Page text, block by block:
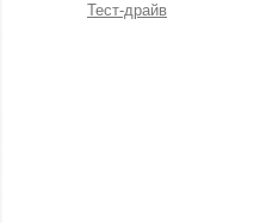
Тест-драйв